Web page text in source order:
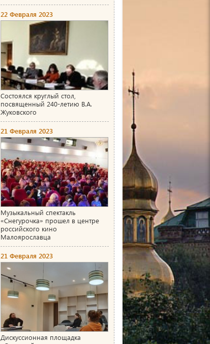
22 Февраля 2023
Состоялся круглый стол,
посвященный 240-летию В.А.
Жуковского
21 Февраля 2023
Музыкальный спектакль
«Снегурочка» прошел в центре
российского кино
Малоярославца
21 Февраля 2023
Дискуссионная площадка